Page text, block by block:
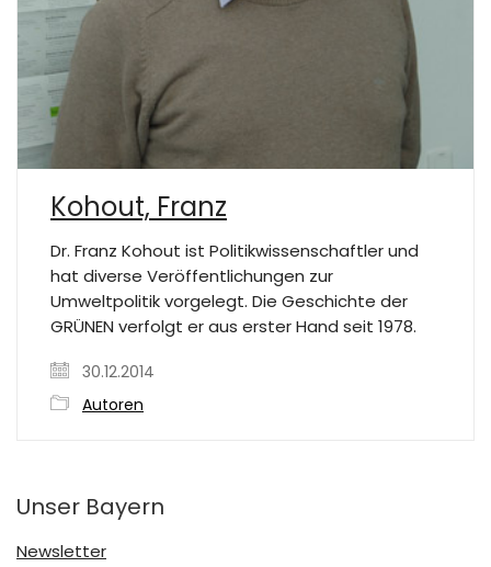
Kohout, Franz
Dr. Franz Kohout ist Politikwissenschaftler und
hat diverse Veröffentlichungen zur
Umweltpolitik vorgelegt. Die Geschichte der
GRÜNEN verfolgt er aus erster Hand seit 1978.
30.12.2014
Autoren
Unser Bayern
Newsletter